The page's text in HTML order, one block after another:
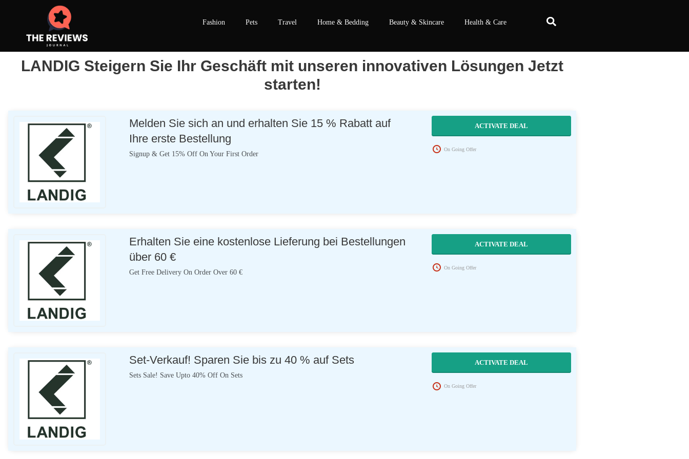
Fashion Pets Travel Home & Bedding Beauty & Skincare Health & Care
LANDIG Steigern Sie Ihr Geschäft mit unseren innovativen Lösungen Jetzt
starten!
Melden Sie sich an und erhalten Sie 15 % Rabatt auf
Ihre erste Bestellung
Signup & Get 15% Off On Your First Order
ACTIVATE DEAL
On Going Offer
Erhalten Sie eine kostenlose Lieferung bei Bestellungen
über 60 €
Get Free Delivery On Order Over 60 €
ACTIVATE DEAL
On Going Offer
Set-Verkauf! Sparen Sie bis zu 40 % auf Sets
Sets Sale! Save Upto 40% Off On Sets
ACTIVATE DEAL
On Going Offer